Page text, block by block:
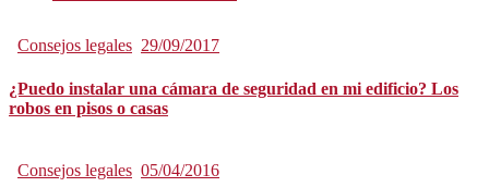
Consejos legales 29/09/2017
¿Puedo instalar una cámara de seguridad en mi edificio? Los
robos en pisos o casas
Consejos legales 05/04/2016